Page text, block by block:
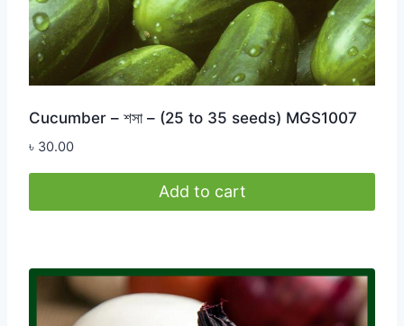
Cucumber – শসা – (25 to 35 seeds) MGS1007
৳ 30.00
Add to cart